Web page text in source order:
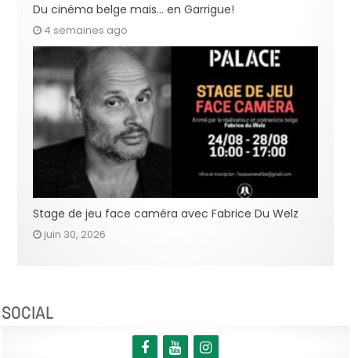
Du cinéma belge mais… en Garrigue!
4 semaines ago
Stage de jeu face caméra avec Fabrice Du Welz
juin 30, 2026
SOCIAL